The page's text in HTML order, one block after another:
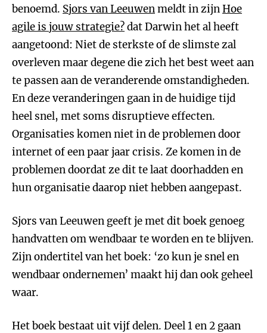
benoemd. Sjors van Leeuwenmeldt in zijnHoe
agile is jouw strategie?dat Darwin het al heeft
aangetoond: Niet de sterkste of de slimste zal
overleven maar degene die zich het best weet aan
te passen aan de veranderende omstandigheden.
En deze veranderingen gaan in de huidige tijd
heel snel, met soms disruptieve effecten.
Organisaties komen niet in de problemen door
internet of een paar jaar crisis. Ze komen in de
problemen doordat ze dit te laat doorhadden en
hun organisatie daarop niet hebben aangepast.
Sjors van Leeuwen geeft je met dit boek genoeg
handvatten om wendbaar te worden en te blijven.
Zijn ondertitel van het boek: ‘zo kun je snel en
wendbaar ondernemen’ maakt hij dan ook geheel
waar.
Het boek bestaat uit vijf delen. Deel 1 en 2 gaan